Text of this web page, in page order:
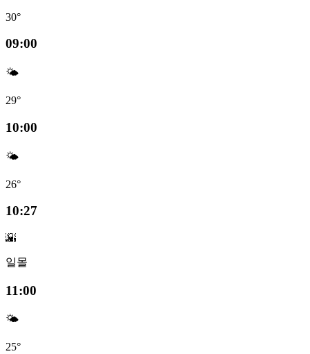
30°
09:00
🌤️
29°
10:00
🌤️
26°
10:27
🌇
일몰
11:00
🌤️
25°